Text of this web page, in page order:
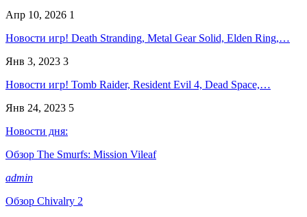
Апр 10, 2026 1
Новости игр! Death Stranding, Metal Gear Solid, Elden Ring,…
Янв 3, 2023 3
Новости игр! Tomb Raider, Resident Evil 4, Dead Space,…
Янв 24, 2023 5
Новости дня:
Обзор The Smurfs: Mission Vileaf
admin
Обзор Chivalry 2